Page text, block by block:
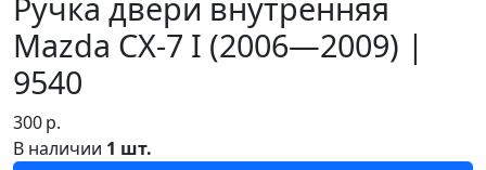
Mazda CX-7 I (2006—2009) |
9540
300р.
В наличии 1 шт.